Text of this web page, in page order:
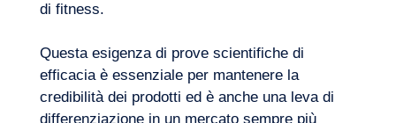
di fitness.
Questa esigenza di prove scientifiche di
efficacia è essenziale per mantenere la
credibilità dei prodotti ed è anche una leva di
differenziazione in un mercato sempre più